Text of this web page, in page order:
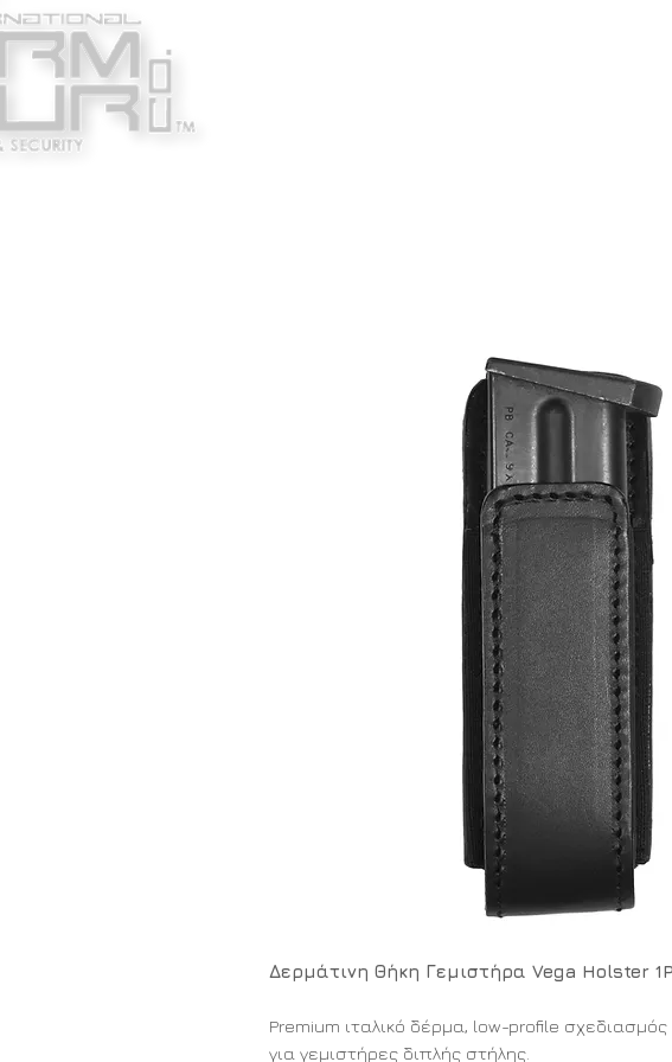
Δερμάτινη Θήκη Γεμιστήρα Vega Holster
Premium ιταλικό δέρμα, low-profile
για γεμιστήρες διπλής στήλης.